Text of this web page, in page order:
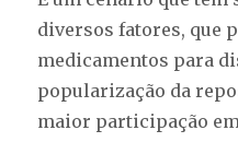
diversos fatores, que
medicamentos para
popularização da
maior participação